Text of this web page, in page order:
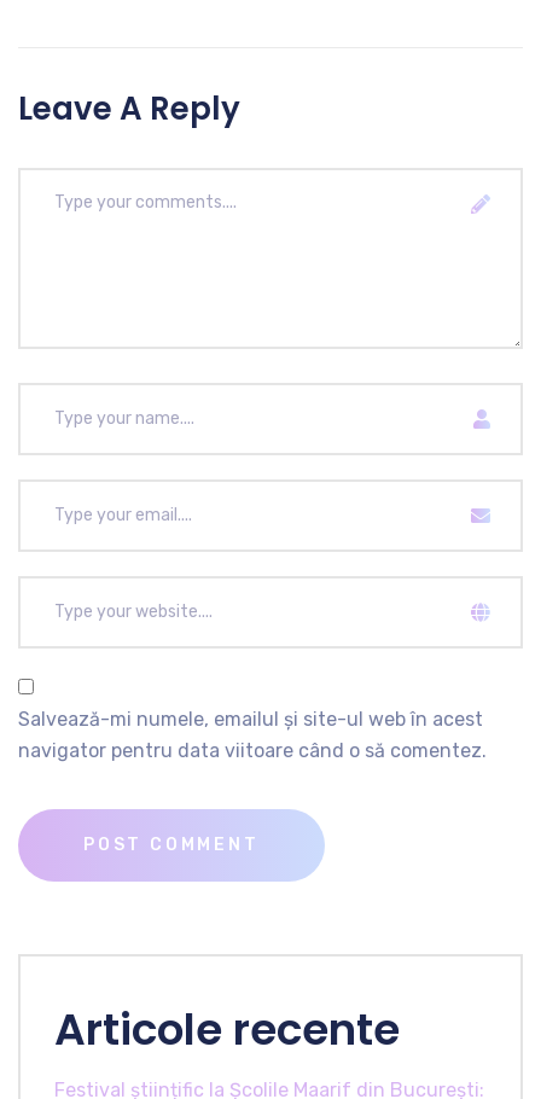
Leave A Reply
Salvează-mi numele, emailul și site-ul web în acest
navigator pentru data viitoare când o să comentez.
Articole recente
Festival științific la Școlile Maarif din București: